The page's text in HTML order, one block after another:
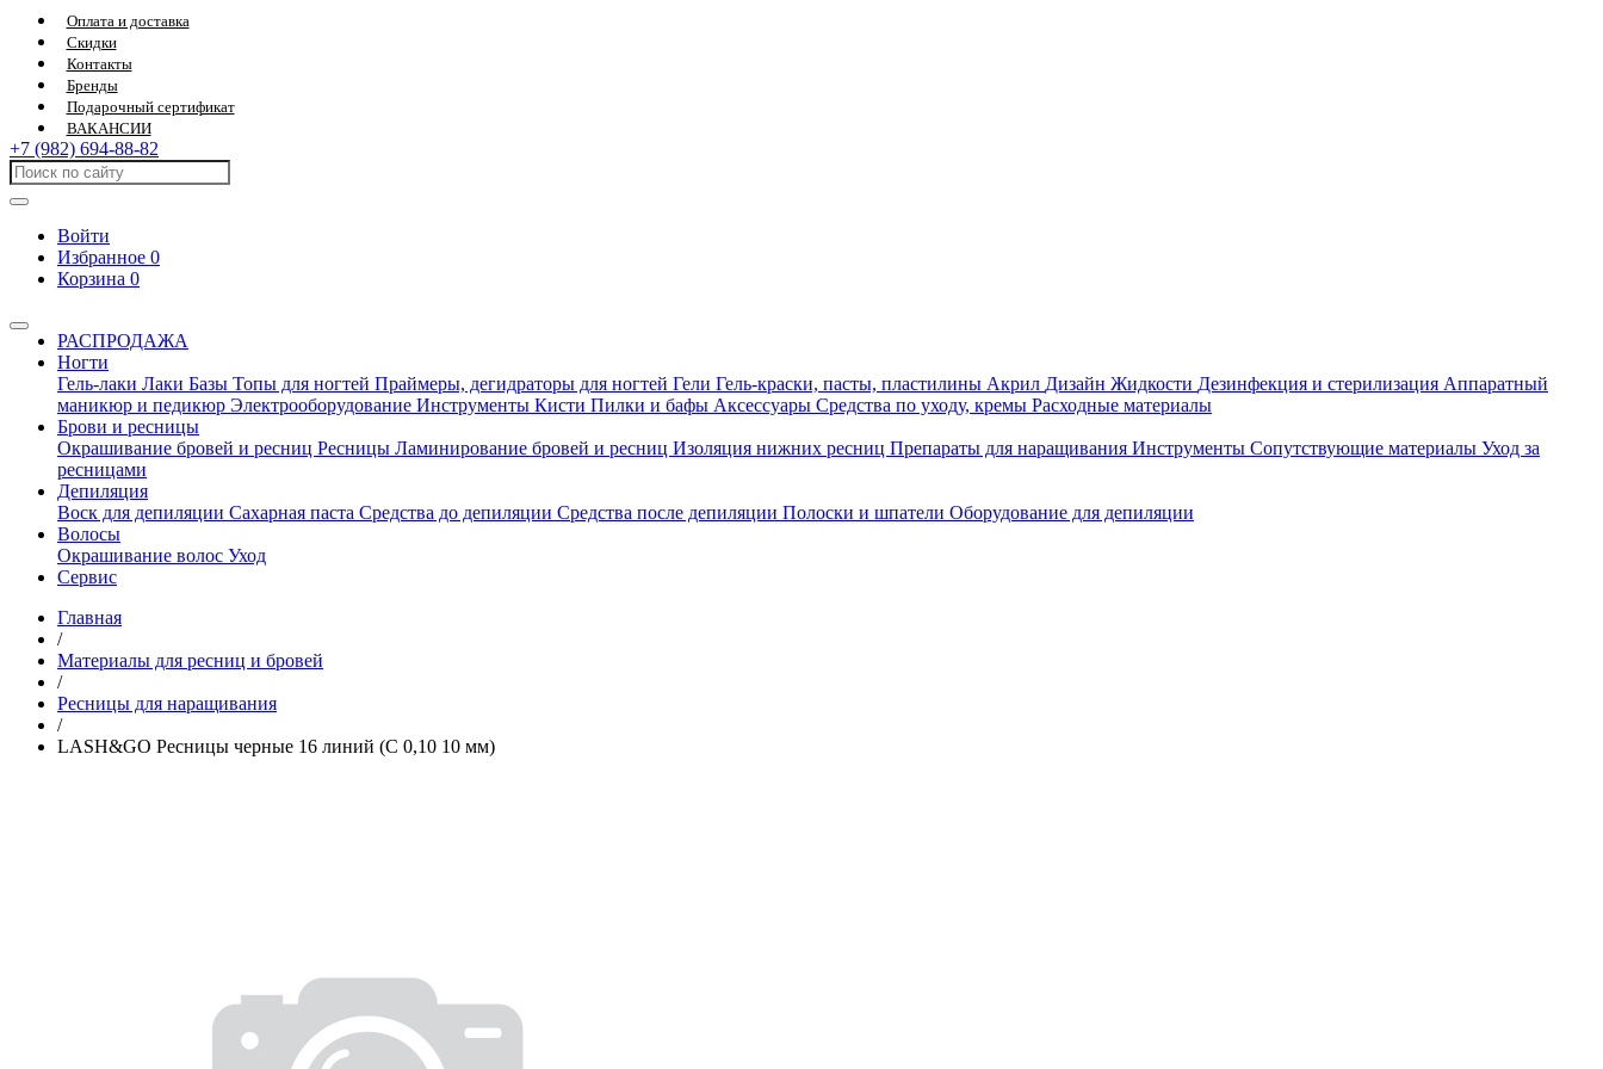
Оплата и доставка
Скидки
Контакты
Бренды
Подарочный сертификат
ВАКАНСИИ
+7 (982) 694-88-82
Войти
Избранное 0
Корзина 0
РАСПРОДАЖА
Ногти
Гель-лаки Лаки Базы Топы для ногтей Праймеры, дегидраторы для ногтей Гели Гель-краски, пасты, пластилины Акрил Дизайн Жидкости Дезинфекция и стерилизация Аппаратный
маникюр и педикюр Электрооборудование Инструменты Кисти Пилки и бафы Аксессуары Средства по уходу, кремы Расходные материалы
Брови и ресницы
Окрашивание бровей и ресниц Ресницы Ламинирование бровей и ресниц Изоляция нижних ресниц Препараты для наращивания Инструменты Сопутствующие материалы Уход за
ресницами
Депиляция
Воск для депиляции Сахарная паста Средства до депиляции Средства после депиляции Полоски и шпатели Оборудование для депиляции
Волосы
Окрашивание волос Уход
Сервис
Главная
/
Материалы для ресниц и бровей
/
Ресницы для наращивания
/
LASH&GO Ресницы черные 16 линий (С 0,10 10 мм)